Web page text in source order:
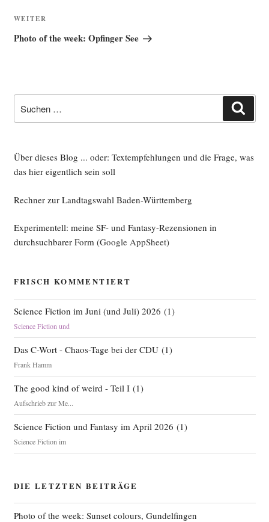
Nächster
Beitrag
WEITER
Photo of the week: Opfinger See
nach:
Über dieses Blog ... oder: Textempfehlungen und die Frage, was
das hier eigentlich sein soll
Rechner zur Landtagswahl Baden-Württemberg
Experimentell: meine SF- und Fantasy-Rezensionen in
durchsuchbarer Form(Google AppSheet)
FRISCH KOMMENTIERT
Science Fiction im Juni (und Juli) 2026 (1)
Science Fiction und
Das C-Wort - Chaos-Tage bei der CDU(1)
Frank Hamm
The good kind of weird - Teil I(1)
Aufschrieb zur Me...
Science Fiction und Fantasy im April 2026 (1)
Science Fiction im
DIE LETZTEN BEITRÄGE
Photo of the week: Sunset colours, Gundelfingen